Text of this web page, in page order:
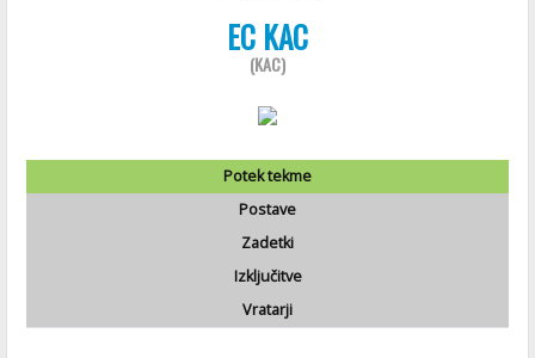
EC KAC
(KAC)
Potek tekme
Postave
Zadetki
Izključitve
Vratarji